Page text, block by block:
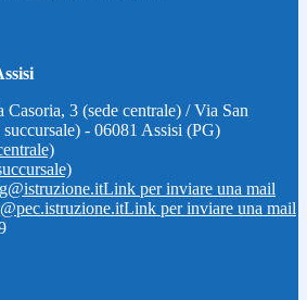
3 (sede centrale) / Via San
succursale) - 06081 Assisi (PG)
Link per inviare una mail
Link per inviare una mail